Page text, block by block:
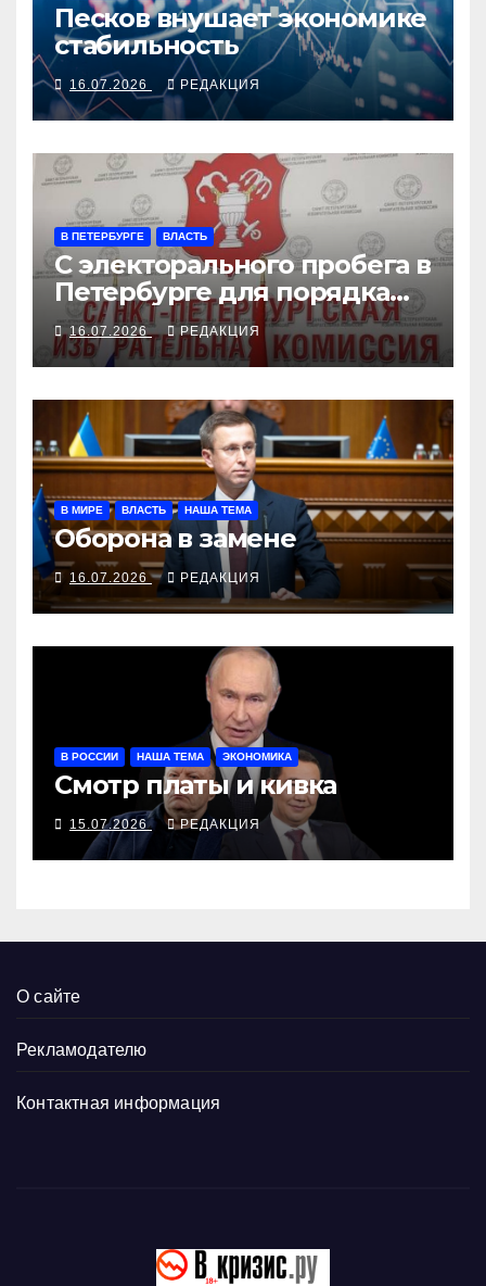
Песков внушает экономике
стабильность
16.07.2026 РЕДАКЦИЯ
В ПЕТЕРБУРГЕ ВЛАСТЬ
С электорального пробега в
Петербурге для порядка
сняли «Родину»
16.07.2026 РЕДАКЦИЯ
В МИРЕ ВЛАСТЬ НАША ТЕМА
Оборона в замене
16.07.2026 РЕДАКЦИЯ
В РОССИИ НАША ТЕМА ЭКОНОМИКА
Смотр платы и кивка
15.07.2026 РЕДАКЦИЯ
О сайте
Рекламодателю
Контактная информация